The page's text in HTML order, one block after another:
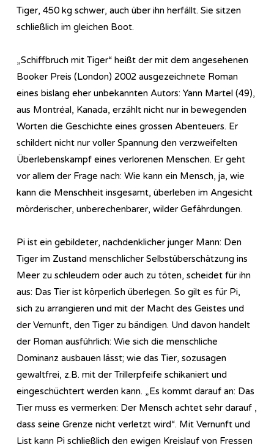
Tiger, 450 kg schwer, auch über ihn herfällt. Sie sitzen
schließlich im gleichen Boot.
„Schiffbruch mit Tiger“ heißt der mit dem angesehenen
Booker Preis (London) 2002 ausgezeichnete Roman
eines bislang eher unbekannten Autors: Yann Martel (49),
aus Montréal, Kanada, erzählt nicht nur in bewegenden
Worten die Geschichte eines grossen Abenteuers. Er
schildert nicht nur voller Spannung den verzweifelten
Überlebenskampf eines verlorenen Menschen. Er geht
vor allem der Frage nach: Wie kann ein Mensch, ja, wie
kann die Menschheit insgesamt, überleben im Angesicht
mörderischer, unberechenbarer, wilder Gefährdungen.
Pi ist ein gebildeter, nachdenklicher junger Mann: Den
Tiger im Zustand menschlicher Selbstüberschätzung ins
Meer zu schleudern oder auch zu töten, scheidet für ihn
aus: Das Tier ist körperlich überlegen. So gilt es für Pi,
sich zu arrangieren und mit der Macht des Geistes und
der Vernunft, den Tiger zu bändigen. Und davon handelt
der Roman ausführlich: Wie sich die menschliche
Dominanz ausbauen lässt; wie das Tier, sozusagen
gewaltfrei, z.B. mit der Trillerpfeife schikaniert und
eingeschüchtert werden kann. „Es kommt darauf an: Das
Tier muss es vermerken: Der Mensch achtet sehr darauf ,
dass seine Grenze nicht verletzt wird“. Mit Vernunft und
List kann Pi schließlich den ewigen Kreislauf von Fressen